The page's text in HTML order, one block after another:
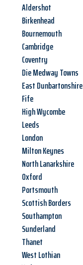
Aldershot
Birkenhead
Bournemouth
Cambridge
Coventry
Die Medway Towns
East Dunbartonshire
Fife
High Wycombe
Leeds
London
Milton Keynes
North Lanarkshire
Oxford
Portsmouth
Scottish Borders
Southampton
Sunderland
Thanet
West Lothian